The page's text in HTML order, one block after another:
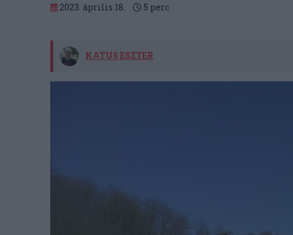
2023. április 18. 5 perc
KATUS ESZTER